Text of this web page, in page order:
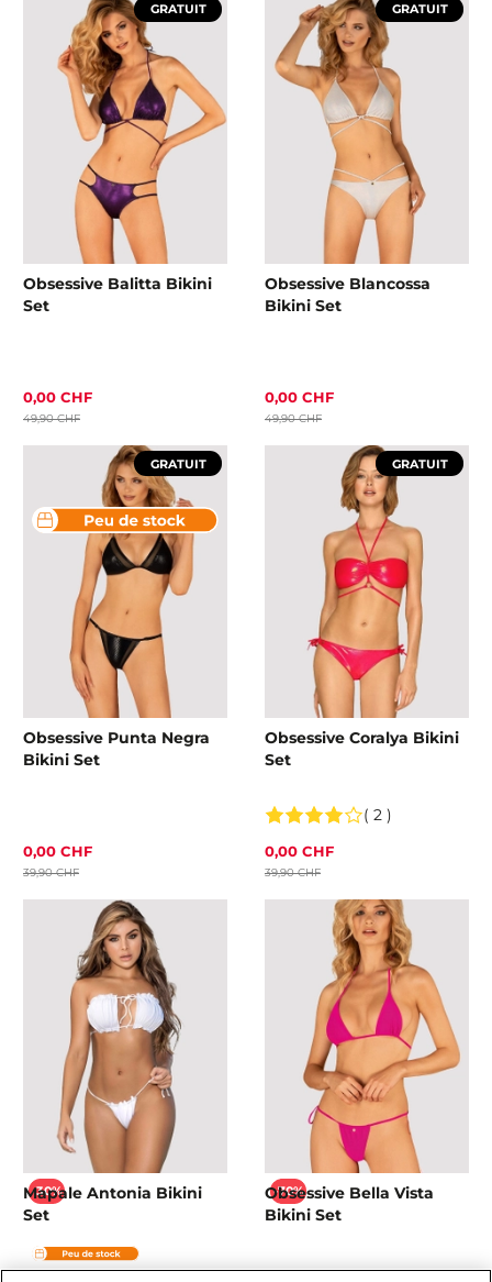
GRATUIT
Obsessive Balitta Bikini
Set
0,00 CHF
49,90 CHF
GRATUIT
Obsessive Blancossa
Bikini Set
0,00 CHF
49,90 CHF
GRATUIT
Obsessive Punta Negra
Bikini Set
0,00 CHF
39,90 CHF
GRATUIT
Obsessive Coralya Bikini
Set
( 2 )
0,00 CHF
39,90 CHF
-30%
Mapale Antonia Bikini
Set
-70%
Obsessive Bella Vista
Bikini Set